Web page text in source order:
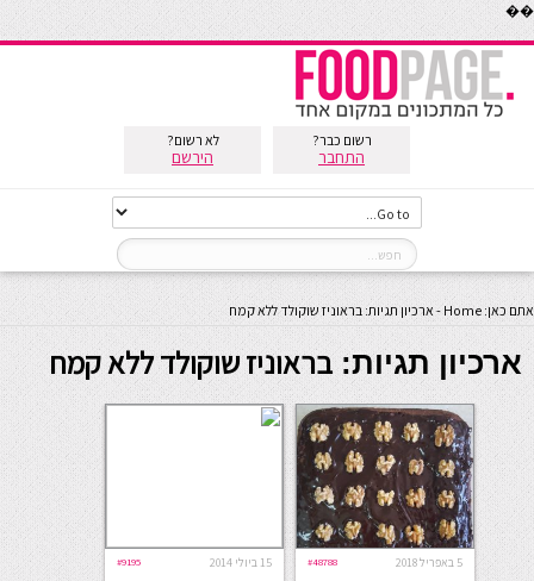
��
רשום כבר?
התחבר
לא רשום?
הירשם
אתם כאן: Home
-ארכיון תגיות: בראוניז שוקולד ללא קמח
ארכיון תגיות:בראוניז שוקולד ללא קמח
5 באפריל 2018 #48788 15 ביולי 2014 #9195